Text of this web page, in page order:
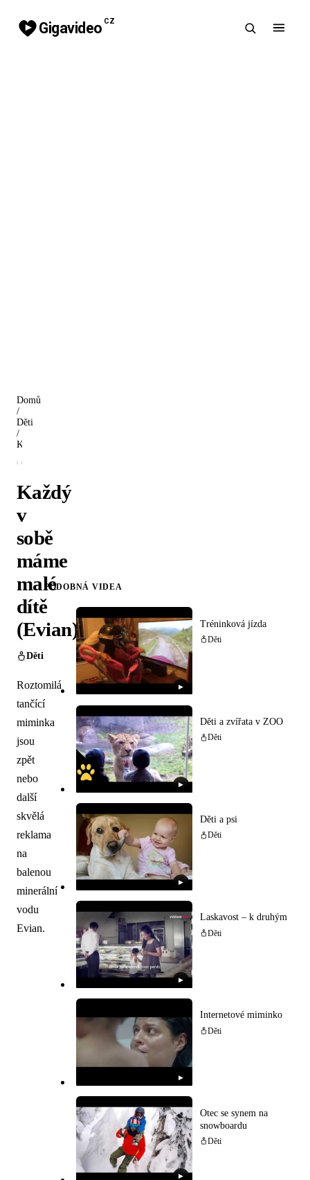
Gigavideo CZ
Domů
/
Děti
/
Každý
v
sobě
máme
malé
dítě
(Evian)
Děti
Roztomilá
tančící
miminka
jsou
zpět
nebo
další
skvělá
reklama
na
balenou
minerální
vodu
Evian.
PODOBNÁ VIDEA
▶
Tréninková jízda
Děti
▶
Děti a zvířata v ZOO
Děti
▶
Děti a psi
Děti
▶
Laskavost – k druhým
Děti
▶
Internetové miminko
Děti
▶
Otec se synem na
snowboardu
Děti